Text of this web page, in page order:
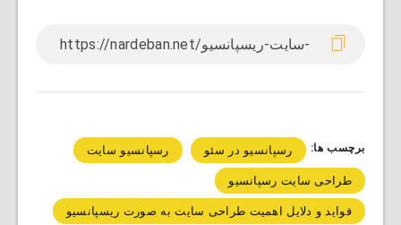
برچسب ها: رسپانسیو در سئو رسپانسیو سایت
طراحی سایت رسپانسیو
فواید و دلایل اهمیت طراحی سایت به صورت ریسپانسیو